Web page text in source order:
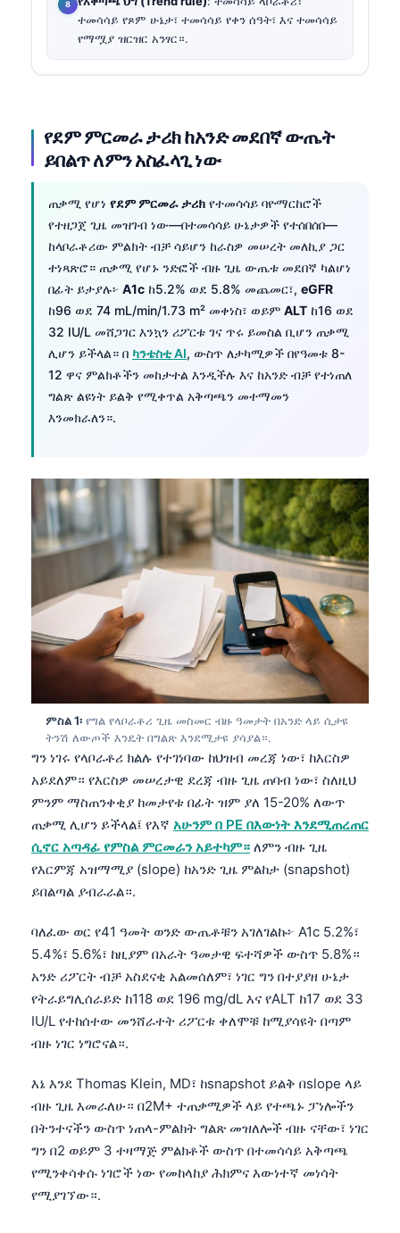
ተመሳሳይ የጾም ሁኔታ፣ ተመሳሳይ የቀን ሰዓት፣ እና ተመሳሳይ
የማሟያ ዝርዝር አንፃር።.
የደም ምርመራ ታሪክ ከአንድ መደበኛ ውጤት
ይበልጥ ለምን አስፈላጊ ነው
ጠቃሚ የሆነ የደም ምርመራ ታሪክ የተመሳሳይ ባዮማርከሮች
የተዘጋጀ ጊዜ መዝገብ ነው—በተመሳሳይ ሁኔታዎች የተሰበሰበ—
ከላቦራቶሪው ምልክት ብቻ ሳይሆን ከራስዎ መሠረት መለኪያ ጋር
ተነጻጽሮ። ጠቃሚ የሆኑ ንድፎች ብዙ ጊዜ ውጤቱ መደበኛ ካልሆነ
በፊት ይታያሉ፦ A1c ከ5.2% ወደ 5.8% መጨመር፣, eGFR
ከ96 ወደ 74 mL/min/1.73 m² መቀነስ፣ ወይም ALT ከ16 ወደ
32 IU/L መሸጋገር እንኳን ሪፖርቱ ገና ጥሩ ይመስል ቢሆን ጠቃሚ
ሊሆን ይችላል። በ ካንቴስቲ AI, ውስጥ ለታካሚዎች በየዓመቱ 8-
12 ዋና ምልክቶችን መከታተል እንዲችሉ እና ከአንድ ብቻ የተነጠለ
ግልጽ ልዩነት ይልቅ የሚቀጥል አቅጣጫን መተማመን
እንመክራለን።.
ምስል 1፡ የግል የላቦራቶሪ ጊዜ መስመር ብዙ ዓመታት በአንድ ላይ ሲታዩ
ትንሽ ለውጦች እንዴት በግልጽ እንደሚታዩ ያሳያል።.
ግን ነገሩ የላቦራቶሪ ክልሉ የተገነባው ከህዝብ መረጃ ነው፣ ከእርስዎ
አይደለም። የእርስዎ መሠረታዊ ደረጃ ብዙ ጊዜ ጠባብ ነው፣ ስለዚህ
ምንም ማስጠንቀቂያ ከመታየቱ በፊት ዝም ያለ 15-20% ለውጥ
ጠቃሚ ሊሆን ይችላል፤ የእኛ አሁንም በ PE በእውነት እንደሚጠረጠር
ሲኖር አጣዳፊ የምስል ምርመራን አይተካም። ለምን ብዙ ጊዜ
የእርምጃ አዝማሚያ (slope) ከአንድ ጊዜ ምልከታ (snapshot)
ይበልጣል ያብራራል።.
ባለፈው ወር የ41 ዓመት ወንድ ውጤቶቹን አገለገልኩ፦ A1c 5.2%፣
5.4%፣ 5.6%፣ ከዚያም በአራት ዓመታዊ ፍተሻዎች ውስጥ 5.8%።
አንድ ሪፖርት ብቻ አስደናቂ አልመሰለም፣ ነገር ግን በተያያዘ ሁኔታ
የትራይግሊሰራይድ ከ118 ወደ 196 mg/dL እና የALT ከ17 ወደ 33
IU/L የተከሰተው መንሸራተት ሪፖርቱ ቀለሞቹ ከሚያሳዩት በጣም
ብዙ ነገር ነግሮናል።.
እኔ እንደ Thomas Klein, MD፣ ከsnapshot ይልቅ በslope ላይ
ብዙ ጊዜ እመራለሁ። በ2M+ ተጠቃሚዎች ላይ የተጫኑ ፓነሎችን
በትንተናችን ውስጥ ነጠላ-ምልክት ግልጽ መዝለሎች ብዙ ናቸው፣ ነገር
ግን በ2 ወይም 3 ተዛማጅ ምልክቶች ውስጥ በተመሳሳይ አቅጣጫ
የሚንቀሳቀሱ ነገሮች ነው የመከላከያ ሕክምና እውነተኛ መነሳት
የሚያገኘው።.